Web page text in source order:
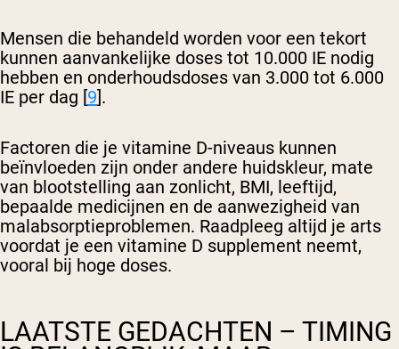
Mensen die behandeld worden voor een tekort
kunnen aanvankelijke doses tot 10.000 IE nodig
hebben en onderhoudsdoses van 3.000 tot 6.000
IE per dag [9].
Factoren die je vitamine D-niveaus kunnen
beïnvloeden zijn onder andere huidskleur, mate
van blootstelling aan zonlicht, BMI, leeftijd,
bepaalde medicijnen en de aanwezigheid van
malabsorptieproblemen. Raadpleeg altijd je arts
voordat je een vitamine D supplement neemt,
vooral bij hoge doses.
LAATSTE GEDACHTEN – TIMING